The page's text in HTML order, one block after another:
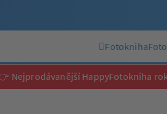
Fotokniha
Nejprodávanější HappyFotokniha